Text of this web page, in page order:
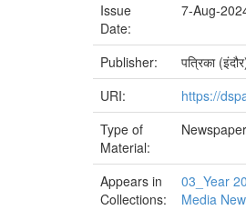
Issue
Date:
7-Aug-
Publisher:
पत्रिका
URI:
https://
Type of
Material:
Appears in
Collections:
03_Year
Media